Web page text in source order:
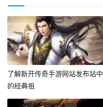
了解新开传奇手游网站发布站中
的经典祖